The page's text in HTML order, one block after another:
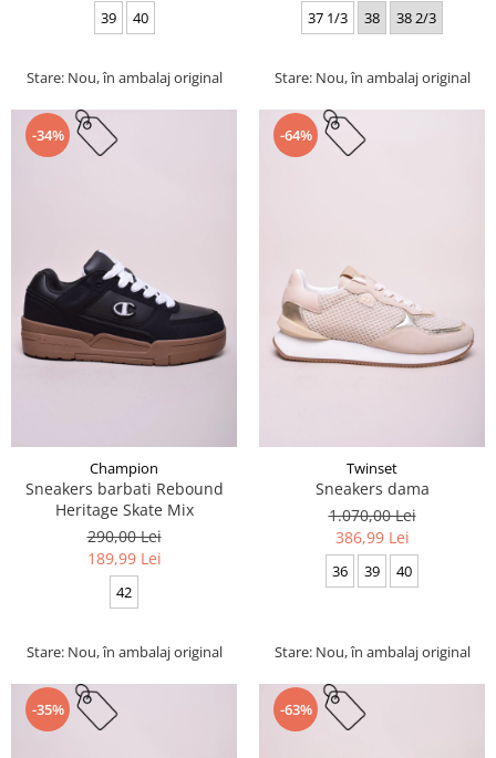
39 40
Stare: Nou, în ambalaj original
37 1/3 38 38 2/3
Stare: Nou, în ambalaj original
-34%
Champion
Sneakers barbati Rebound
Heritage Skate Mix
290,00 Lei
189,99 Lei
42
Stare: Nou, în ambalaj original
-64%
Twinset
Sneakers dama
1.070,00 Lei
386,99 Lei
36 39 40
Stare: Nou, în ambalaj original
-35% -63%